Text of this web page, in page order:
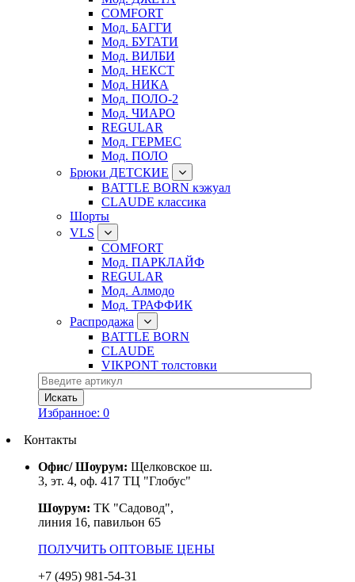
COMFORT
Мод. БАГГИ
Мод. БУГАТИ
Мод. ВИЛБИ
Мод. НЕКСТ
Мод. НИКА
Мод. ПОЛО-2
Мод. ЧИАРО
REGULAR
Мод. ГЕРМЕС
Мод. ПОЛО
Брюки ДЕТСКИЕ
BATTLE BORN кэжуал
CLAUDE классика
Шорты
VLS
COMFORT
Мод. ПАРКЛАЙФ
REGULAR
Мод. Алмодо
Мод. ТРАФФИК
Распродажа
BATTLE BORN
CLAUDE
VIKPONT толстовки
Избранное: 0
Контакты
Офис/ Шоурум: Щелковское ш.
3, эт. 4, оф. 417 ТЦ "Глобус"
Шоурум: ТК "Садовод",
линия 16, павильон 65
ПОЛУЧИТЬ ОПТОВЫЕ ЦЕНЫ
+7 (495) 981-54-31